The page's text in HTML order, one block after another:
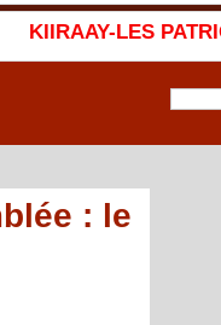
PATRIOTES
: le